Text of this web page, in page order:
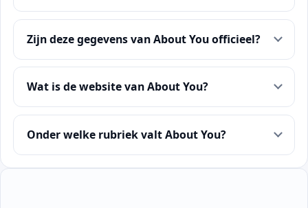
Zijn deze gegevens van About You officieel?
Wat is de website van About You?
Onder welke rubriek valt About You?